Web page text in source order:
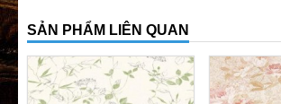
SẢN PHẨM LIÊN QUAN